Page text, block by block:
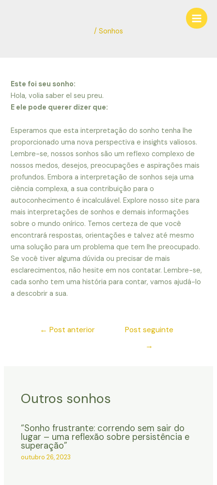
Main
/ Sonhos
Este foi seu sonho:
Hola, volia saber el seu preu.
E ele pode querer dizer que:
Esperamos que esta interpretação do sonho tenha lhe
proporcionado uma nova perspectiva e insights valiosos.
Lembre-se, nossos sonhos são um reflexo complexo de
nossos medos, desejos, preocupações e aspirações mais
profundos. Embora a interpretação de sonhos seja uma
ciência complexa, a sua contribuição para o
autoconhecimento é incalculável. Explore nosso site para
mais interpretações de sonhos e demais informações
sobre o mundo onírico. Temos certeza de que você
encontrará respostas, orientações e talvez até mesmo
uma solução para um problema que tem lhe preocupado.
Se você tiver alguma dúvida ou precisar de mais
esclarecimentos, não hesite em nos contatar. Lembre-se,
cada sonho tem uma história para contar, vamos ajudá-lo
a descobrir a sua.
← Post anterior
Post seguinte
→
Outros sonhos
“Sonho frustrante: correndo sem sair do
lugar – uma reflexão sobre persistência e
superação”
outubro 26, 2023